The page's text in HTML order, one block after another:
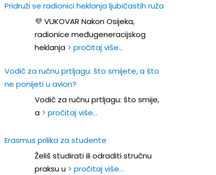
Pridruži se radionici heklanja ljubičastih ruža
💜 VUKOVAR Nakon Osijeka,
radionice međugeneracijskog
heklanja > pročitaj više…
Vodič za ručnu prtljagu: što smijete, a što
ne ponijeti u avion?
Vodič za ručnu prtljagu: što smije,
a > pročitaj više…
Erasmus prilika za studente
Želiš studirati ili odraditi stručnu
praksu u > pročitaj više…